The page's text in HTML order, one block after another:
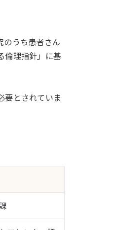
のうち患者さん
倫理指針」に基
要とされていま